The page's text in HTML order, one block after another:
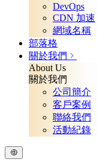
DevOps
CDN 加速
網域名稱
部落格
關於我們
About Us
關於我們
公司簡介
客戶案例
聯絡我們
活動紀錄